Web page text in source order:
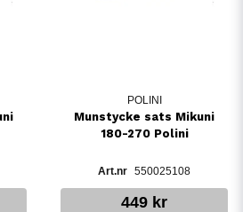
POLINI
Munstycke sats Mikuni
180-270 Polini
550025108
449 kr